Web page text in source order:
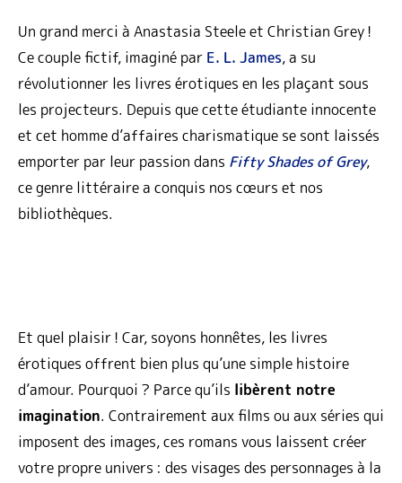
Un grand merci à Anastasia Steele et Christian Grey !
Ce couple fictif, imaginé par E. L. James, a su
révolutionner les livres érotiques en les plaçant sous
les projecteurs. Depuis que cette étudiante innocente
et cet homme d’affaires charismatique se sont laissés
emporter par leur passion dans Fifty Shades of Grey,
ce genre littéraire a conquis nos cœurs et nos
bibliothèques.
Et quel plaisir ! Car, soyons honnêtes, les livres
érotiques offrent bien plus qu’une simple histoire
d’amour. Pourquoi ? Parce qu’ils libèrent notre
imagination. Contrairement aux films ou aux séries qui
imposent des images, ces romans vous laissent créer
votre propre univers : des visages des personnages à la